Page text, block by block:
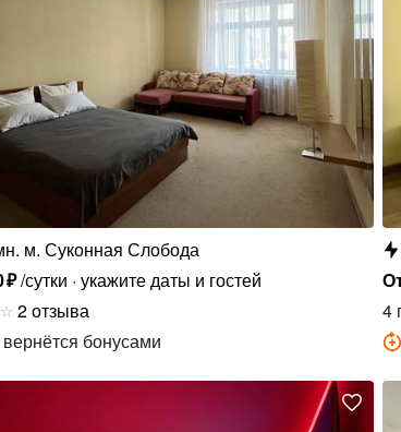
м.Суконная Слобода
₽/сутки укажите даты и гостей
2 отзыва
вернётся бонусами
4